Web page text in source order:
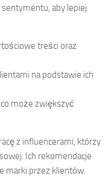
sentymentu, aby lepiej
treści oraz
na podstawie ich
może zwiększyć
z influencerami, którzy
Ich rekomendacje
marki przez klientów.